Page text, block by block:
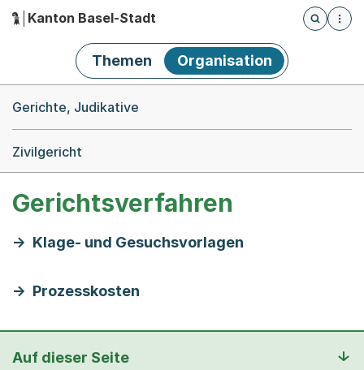
Hauptnavigation
Kanton Basel-Stadt
Öffnet
Themen Organisation
Gerichte, Judikative
Zivilgericht
Gerichtsverfahren
Klage- und Gesuchsvorlagen
Prozesskosten
Auf dieser Seite